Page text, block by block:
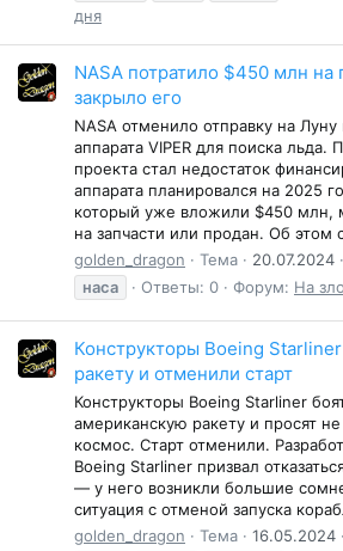
дня
NASA потратило $450 млн на
закрыло его
NASA отменило отправку на Луну
аппарата VIPER для поиска льда.
проекта стал недостаток
аппарата планировался на 2025
который уже вложили $450 млн,
на запчасти или продан. Об этом
golden_dragon
Тема 20.07.2024
наса
Ответы: 0 Форум: На
Конструкторы Boeing Starliner
ракету и отменили старт
Конструкторы Boeing Starliner
американскую ракету и просят не
космос. Старт отменили.
Boeing Starliner призвал
— у него возникли большие
ситуация с отменой запуска
golden_dragon
Тема 16.05.2024